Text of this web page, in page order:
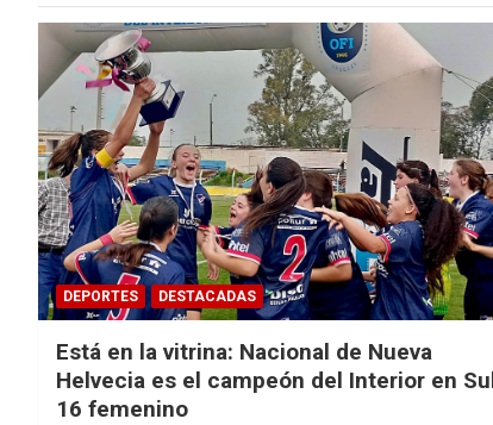
DEPORTES DESTACADAS
Está en la vitrina: Nacional de Nueva
Helvecia es el campeón del Interior en
16 femenino